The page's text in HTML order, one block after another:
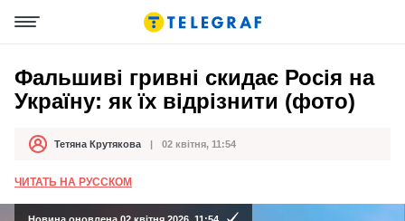
Фальшиві гривні скидає Росія на
Україну: як їх відрізнити (фото)
АвторТетяна Крутякова
Дата публікації 02 квітня, 11:54
ЧИТАТЬ НА РУССКОМ